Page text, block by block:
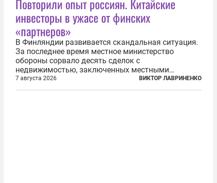
Повторили опыт россиян. Китайские
инвесторы в ужасе от финских
«партнеров»
В Финляндии развивается скандальная ситуация.
За последнее время местное министерство
обороны сорвало десять сделок с
недвижимостью, заключенных местными
фирмами с китайским капиталом. Чиновники
заявили, что они могли заключаться с целью
7 августа 2026 ВИКТОР ЛАВРИНЕНКО